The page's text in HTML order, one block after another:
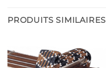
PRODUITS SIMILAIRES